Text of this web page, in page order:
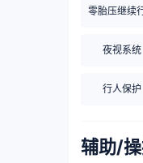
零胎压继续
夜视系统
行人保护
辅助/